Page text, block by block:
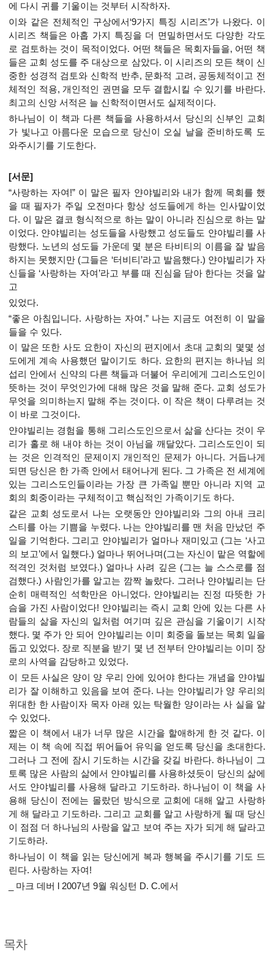
에 다시 귀를 기울이는 것부터 시작하자.
이와 같은 전체적인 구상에서‘9가지 특징 시리즈’가 나왔다. 이
시리즈 책들은 아홉 가지 특징을 더 면밀하면서도 다양한 각도
로 검토하는 것이 목적이었다. 어떤 책들은 목회자들을, 어떤 책
들은 교회 성도를 주 대상으로 삼았다. 이 시리즈의 모든 책이 신
중한 성경적 검토와 신학적 반추, 문화적 고려, 공동체적이고 전
체적인 적용, 개인적인 권면을 모두 결합시킬 수 있기를 바란다.
최고의 신앙 서적은 늘 신학적이면서도 실제적이다.
하나님이 이 책과 다른 책들을 사용하셔서 당신의 신부인 교회
가 빛나고 아름다운 모습으로 당신이 오실 날을 준비하도록 도
와주시기를 기도한다.
[서문]
“사랑하는 자여!” 이 말은 필자 얀야빌리와 내가 함께 목회를 했
을 때 필자가 주일 오전마다 항상 성도들에게 하는 인사말이었
다. 이 말은 결코 형식적으로 하는 말이 아니라 진심으로 하는 말
이었다. 얀야빌리는 성도들을 사랑했고 성도들도 얀야빌리를 사
랑했다. 노년의 성도들 가운데 몇 분은 타비티의 이름을 잘 발음
하지는 못했지만 (그들은 ‘터비티’라고 발음했다.) 얀야빌리가 자
신들을 ‘사랑하는 자여’라고 부를 때 진심을 담아 한다는 것을 알
고
있었다.
“좋은 아침입니다. 사랑하는 자여.” 나는 지금도 여전히 이 말을
들을 수 있다.
이 말은 또한 사도 요한이 자신의 편지에서 초대 교회의 몇몇 성
도에게 계속 사용했던 말이기도 하다. 요한의 편지는 하나님 의
섭리 안에서 신약의 다른 책들과 더불어 우리에게 그리스도인이
뜻하는 것이 무엇인가에 대해 많은 것을 말해 준다. 교회 성도가
무엇을 의미하는지 말해 주는 것이다. 이 작은 책이 다루려는 것
이 바로 그것이다.
얀야빌리는 경험을 통해 그리스도인으로서 삶을 산다는 것이 우
리가 홀로 해 내야 하는 것이 아님을 깨달았다. 그리스도인이 되
는 것은 인격적인 문제이지 개인적인 문제가 아니다. 거듭나게
되면 당신은 한 가족 안에서 태어나게 된다. 그 가족은 전 세계에
있는 그리스도인들이라는 가장 큰 가족일 뿐만 아니라 지역 교
회의 회중이라는 구체적이고 핵심적인 가족이기도 하다.
같은 교회 성도로서 나는 오랫동안 얀야빌리와 그의 아내 크리
스티를 아는 기쁨을 누렸다. 나는 얀야빌리를 맨 처음 만났던 주
일을 기억한다. 그리고 얀야빌리가 얼마나 재미있고 (그는 ‘사고
의 보고’에서 일했다.) 얼마나 뛰어나며(그는 자신이 맡은 역할에
적격인 것처럼 보였다.) 얼마나 사려 깊은 (그는 늘 스스로를 점
검했다.) 사람인가를 알고는 깜짝 놀랐다. 그러나 얀야빌리는 단
순히 매력적인 석학만은 아니었다. 얀야빌리는 진정 따뜻한 가
슴을 가진 사람이었다! 얀야빌리는 즉시 교회 안에 있는 다른 사
람들의 삶을 자신의 일처럼 여기며 깊은 관심을 기울이기 시작
했다. 몇 주가 안 되어 얀야빌리는 이미 회중을 돌보는 목회 일을
돕고 있었다. 장로 직분을 받기 몇 년 전부터 얀야빌리는 이미 장
로의 사역을 감당하고 있었다.
이 모든 사실은 양이 양 우리 안에 있어야 한다는 개념을 얀야빌
리가 잘 이해하고 있음을 보여 준다. 나는 얀야빌리가 양 우리의
위대한 한 사람이자 목자 아래 있는 탁월한 양이라는 사 실을 알
수 있었다.
짧은 이 책에서 내가 너무 많은 시간을 할애하게 한 것 같다. 이
제는 이 책 속에 직접 뛰어들어 유익을 얻도록 당신을 초대한다.
그러나 그 전에 잠시 기도하는 시간을 갖길 바란다. 하나님이 그
토록 많은 사람의 삶에서 얀야빌리를 사용하셨듯이 당신의 삶에
서도 얀야빌리를 사용해 달라고 기도하라. 하나님이 이 책을 사
용해 당신이 전에는 몰랐던 방식으로 교회에 대해 알고 사랑하
게 해 달라고 기도하라. 그리고 교회를 알고 사랑하게 될 때 당신
이 점점 더 하나님의 사랑을 알고 보여 주는 자가 되게 해 달라고
기도하라.
하나님이 이 책을 읽는 당신에게 복과 행복을 주시기를 기도 드
린다. 사랑하는 자여!
_ 마크 데버 l 2007년 9월 워싱턴 D. C.에서
목차